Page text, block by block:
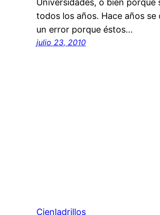
Universidades, o bien porque
todos los años. Hace años
un error porque éstos…
julio 23, 2010
Cienladrillos